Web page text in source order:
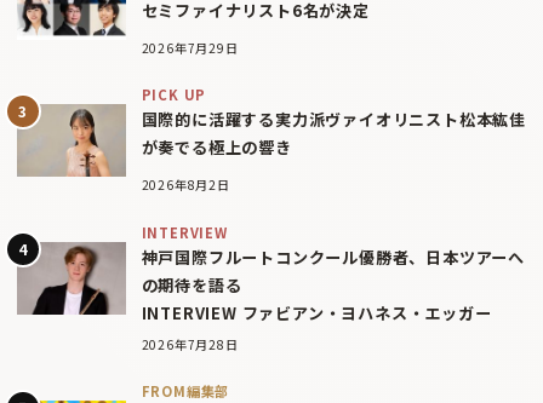
セミファイナリスト6名が決定
2026年7月29日
PICK UP
国際的に活躍する実力派ヴァイオリニスト松本紘佳
が奏でる極上の響き
2026年8月2日
INTERVIEW
神戸国際フルートコンクール優勝者、日本ツアーへ
の期待を語る
INTERVIEW ファビアン・ヨハネス・エッガー
2026年7月28日
FROM編集部